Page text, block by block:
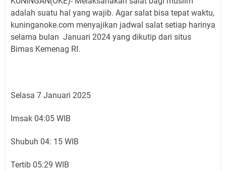
adalah suatu hal yang wajib. Agar salat bisa tepat waktu,
kuninganoke.com menyajikan jadwal salat setiap harinya
selama bulan Januari 2024 yang dikutip dari situs
Bimas Kemenag RI.
Selasa 7 Januari 2025
Imsak 04:05 WIB
Shubuh 04: 15 WIB
Tertib 05:29 WIB